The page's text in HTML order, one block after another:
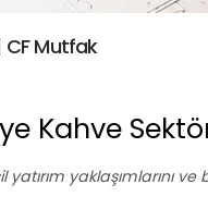
CF Mutfak
Kahve
yaklaşımlarını